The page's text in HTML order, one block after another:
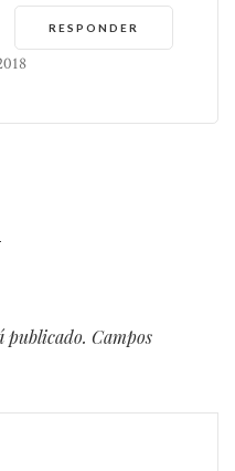
RESPONDER
publicado. Campos